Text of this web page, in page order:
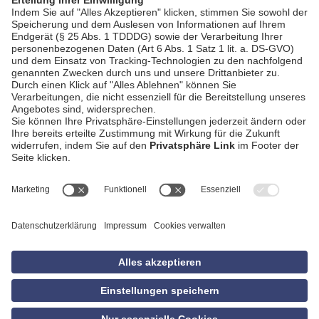
AGB
Datenschutzerklärung
Empfang
Privatsphäre